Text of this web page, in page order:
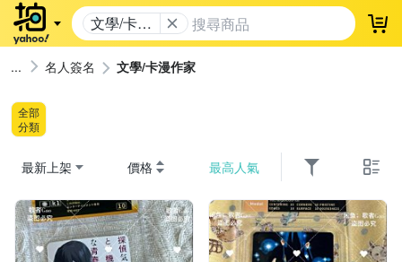
文學/卡漫
作家
登
名人簽名 文學/卡漫作家
全部
分類
最新上架 價格 最高人氣